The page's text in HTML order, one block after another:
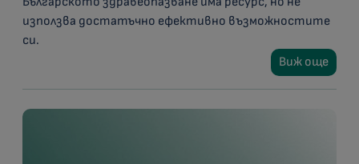
използва достатъчно ефективно възможностите
си.
Виж още